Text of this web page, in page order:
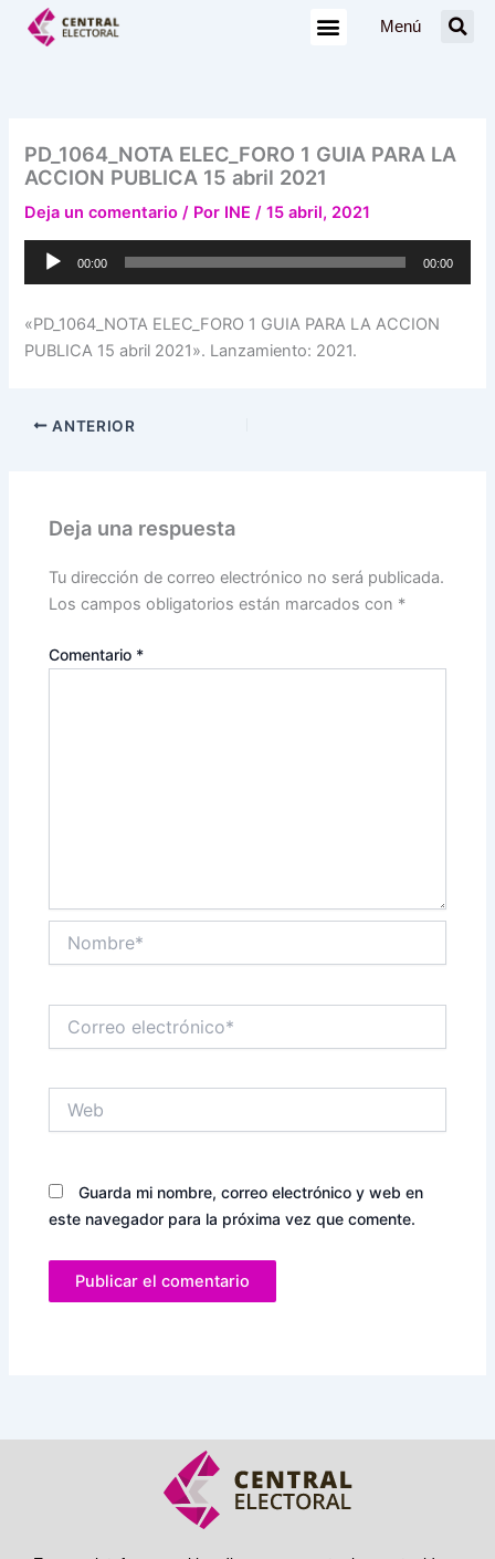
Menú
PD_1064_NOTA ELEC_FORO 1 GUIA PARA LA
ACCION PUBLICA 15 abril 2021
Deja un comentario / Por INE/15 abril, 2021
Reproductor
00:00 00:00
«PD_1064_NOTA ELEC_FORO 1 GUIA PARA LA ACCION
PUBLICA 15 abril 2021». Lanzamiento: 2021.
ANTERIOR
Deja una respuesta
Tu dirección de correo electrónico no será publicada.
Los campos obligatorios están marcados con *
Comentario *
electrónico*
Guarda mi nombre, correo electrónico y web en
este navegador para la próxima vez que comente.